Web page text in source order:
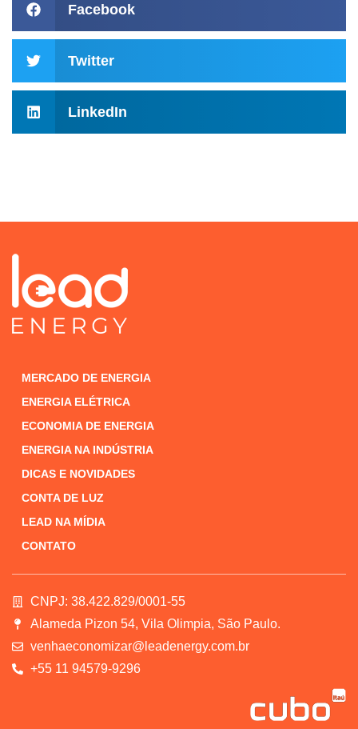
Facebook
Twitter
LinkedIn
MERCADO DE ENERGIA
ENERGIA ELÉTRICA
ECONOMIA DE ENERGIA
ENERGIA NA INDÚSTRIA
DICAS E NOVIDADES
CONTA DE LUZ
LEAD NA MÍDIA
CONTATO
CNPJ: 38.422.829/0001-55
Alameda Pizon 54, Vila Olimpia, São Paulo.
venhaeconomizar@leadenergy.com.br
+55 11 94579-9296